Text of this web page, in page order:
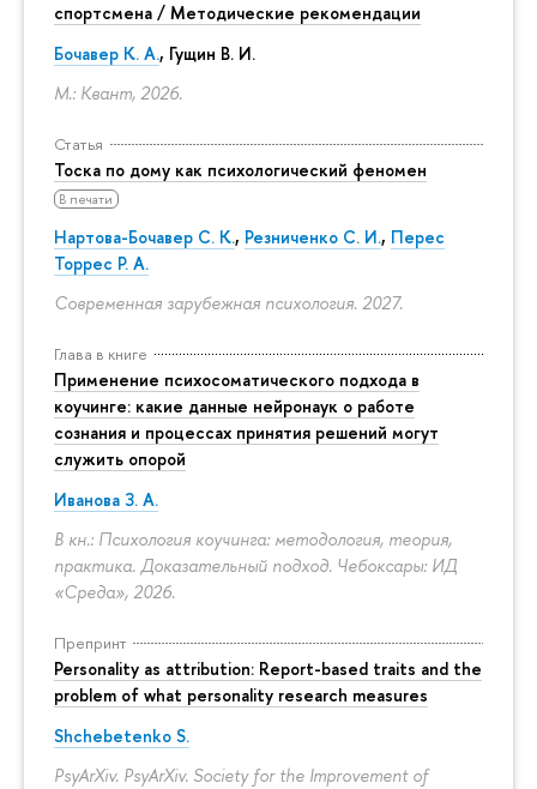
спортсмена / Методические рекомендации
Бочавер К. А., Гущин В. И.
М.: Квант, 2026.
Статья
Тоска по дому как психологический феномен
В печати
Нартова-Бочавер С. К., Резниченко С. И., Перес
Торрес Р. А.
Современная зарубежная психология. 2027.
Глава в книге
Применение психосоматического подхода в
коучинге: какие данные нейронаук о работе
сознания и процессах принятия решений могут
служить опорой
Иванова З. А.
В кн.: Психология коучинга: методология, теория,
практика. Доказательный подход. Чебоксары: ИД
«Среда», 2026.
Препринт
Personality as attribution: Report-based traits and the
problem of what personality research measures
Shchebetenko S.
PsyArXiv. PsyArXiv. Society for the Improvement of